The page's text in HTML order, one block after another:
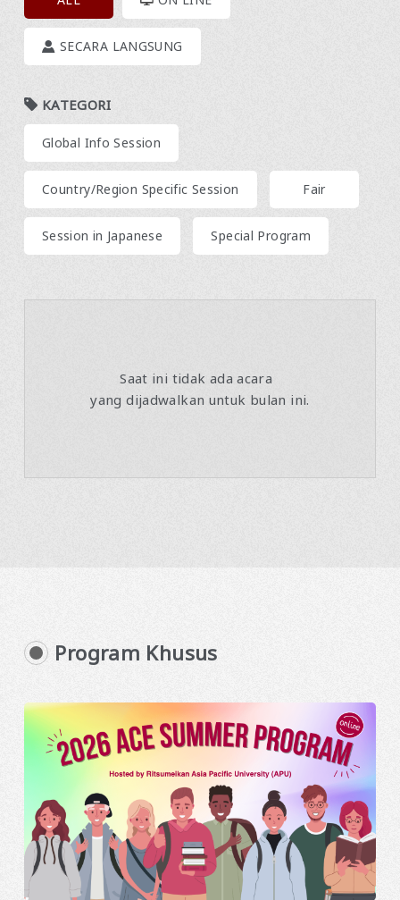
SECARA LANGSUNG
KATEGORI
Global Info Session
Country/Region Specific Session Fair
Session in Japanese Special Program
Saat ini tidak ada acara
yang dijadwalkan untuk bulan ini.
Program Khusus